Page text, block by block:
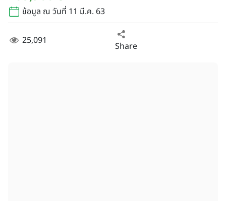
ข้อมูล ณ วันที่ 11 มี.ค. 63
25,091 Share